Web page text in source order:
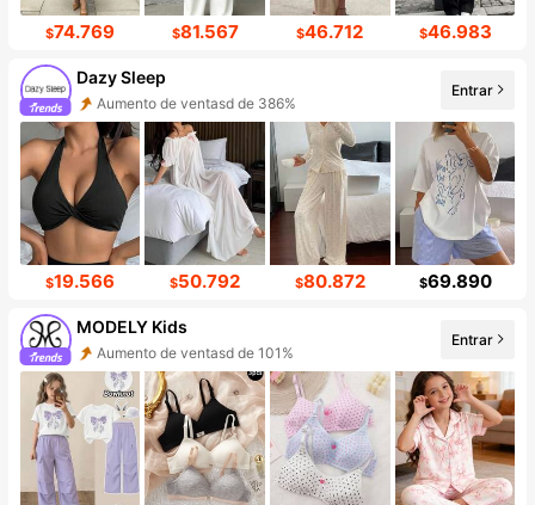
$74.769 $81.567 $46.712 $46.983
Dazy Sleep
Aumento de ventasd de 386%
Entrar
$19.566 $50.792 $80.872 $69.890
MODELY Kids
Aumento de ventasd de 101%
Entrar